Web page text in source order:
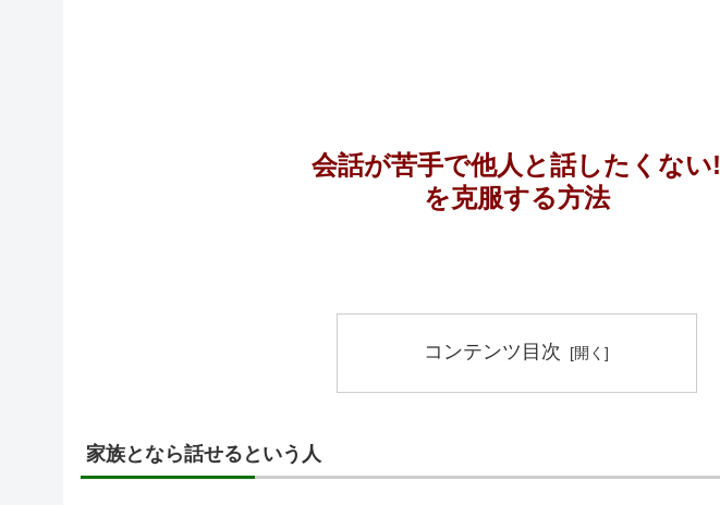
会話が苦手で他人と話したくない!
を克服する方法
コンテンツ目次
家族となら話せるという人